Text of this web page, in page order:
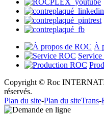
À
Copyright © Roc
réservés.
Plan du site-Plan du siteTrans-